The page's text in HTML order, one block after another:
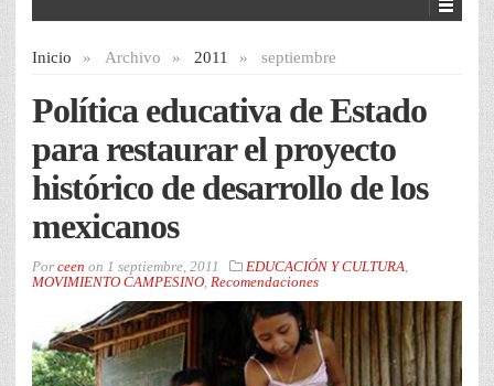
Inicio » Archivo » 2011 » septiembre
Política educativa de Estado
para restaurar el proyecto
histórico de desarrollo de los
mexicanos
Por ceen on 1 septiembre, 2011 EDUCACIÓN Y CULTURA,
MOVIMIENTO CAMPESINO, Recomendaciones